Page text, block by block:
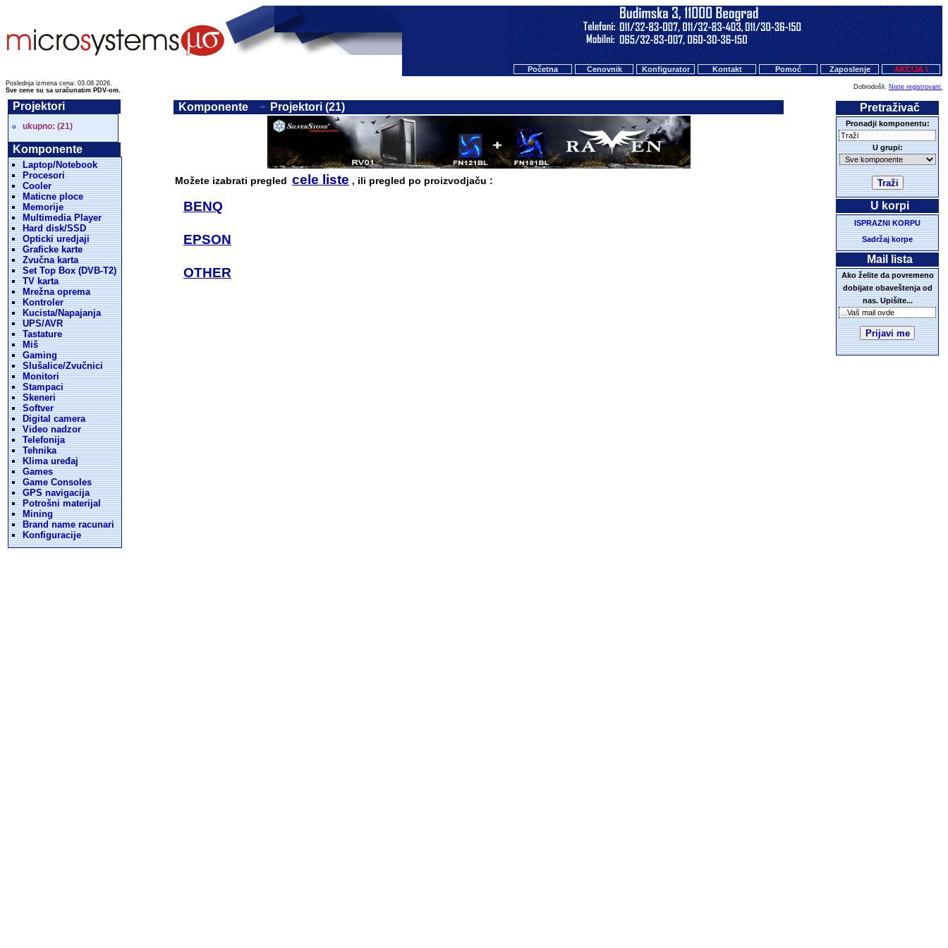
Početna Cenovnik Konfigurator Kontakt Pomoć Zaposlenje AKCIJA !
Poslednja izmena cena: 03.08.2026.
Sve cene su sa uračunatim PDV-om.
Dobrodošli. Niste registrovani.
Projektori
ukupno: (21)
Komponente
Laptop/Notebook
Procesori
Cooler
Maticne ploce
Memorije
Multimedia Player
Hard disk/SSD
Opticki uredjaji
Graficke karte
Zvučna karta
Set Top Box (DVB-T2)
TV karta
Mrežna oprema
Kontroler
Kucista/Napajanja
UPS/AVR
Tastature
Miš
Gaming
Slušalice/Zvučnici
Monitori
Stampaci
Skeneri
Softver
Digital camera
Video nadzor
Telefonija
Tehnika
Klima uređaj
Games
Game Consoles
GPS navigacija
Potrošni materijal
Mining
Brand name racunari
Konfiguracije
Komponente Projektori (21)
Možete izabrati pregled cele liste , ili pregled po proizvodjaču :
BENQ
EPSON
OTHER
Pretraživač
Pronadji komponentu:
U grupi:
U korpi
ISPRAZNI KORPU
Sadržaj korpe
Mail lista
Ako želite da povremeno
dobijate obaveštenja od
nas. Upišite...